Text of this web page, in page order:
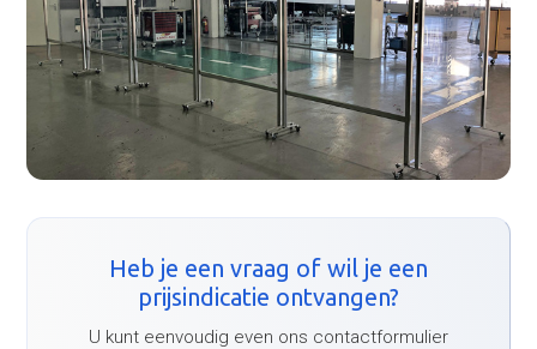
Heb je een vraag of wil je een
prijsindicatie ontvangen?
U kunt eenvoudig even ons contactformulier